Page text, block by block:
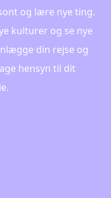
og lære nye ting.
kulturer og se nye
din rejse og
hensyn til dit